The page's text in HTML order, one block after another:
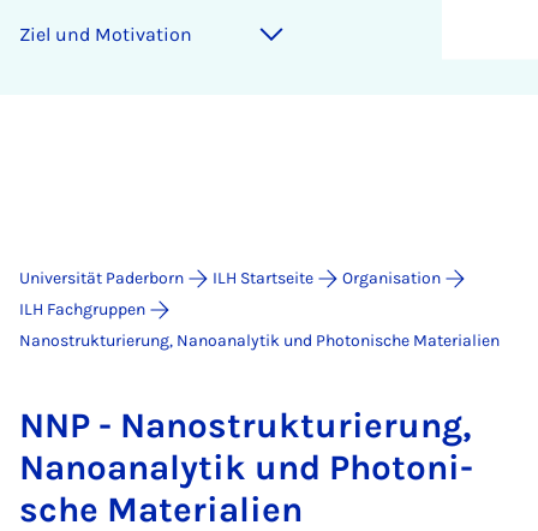
Ziel und Mo­ti­va­ti­on
Universität Paderborn ILH Startseite
Organisation
ILH Fachgruppen
Nanostrukturierung, Nanoanalytik und Photonische Materialien
NNP - Na­no­struk­tu­rie­rung,
Na­no­ana­ly­tik und Pho­to­ni­
sche Ma­te­ri­a­li­en